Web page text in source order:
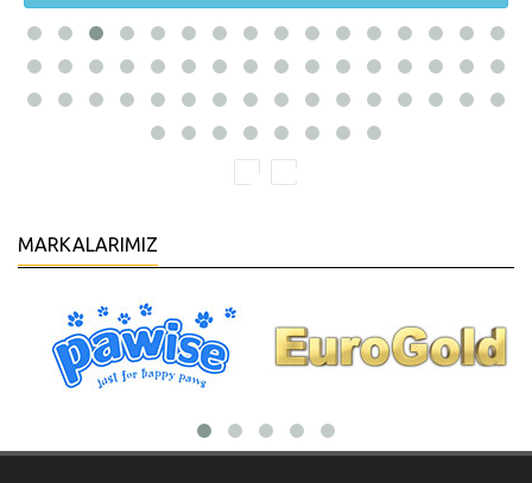
MARKALARIMIZ